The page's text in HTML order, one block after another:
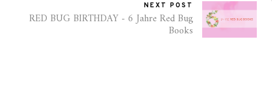
NEXT POST
RED BUG BIRTHDAY - 6 Jahre Red Bug
Books